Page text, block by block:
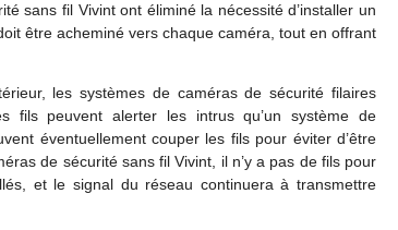
sans fil Vivint ont éliminé la nécessité d’installer un
être acheminé vers chaque caméra, tout en offrant
les systèmes de caméras de sécurité filaires
fils peuvent alerter les intrus qu’un système de
éventuellement couper les fils pour éviter d’être
de sécurité sans fil Vivint, il n’y a pas de fils pour
et le signal du réseau continuera à transmettre